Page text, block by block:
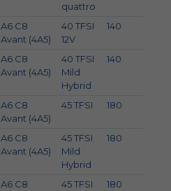
quattro
A6 C8
Avant (4A5)
40 TFSI
12V
140
A6 C8
Avant (4A5)
40 TFSI
Mild
Hybrid
140
A6 C8
Avant (4A5)
45 TFSI 180
A6 C8
Avant (4A5)
45 TFSI
Mild
Hybrid
180
A6 C8
45 TFSI
180